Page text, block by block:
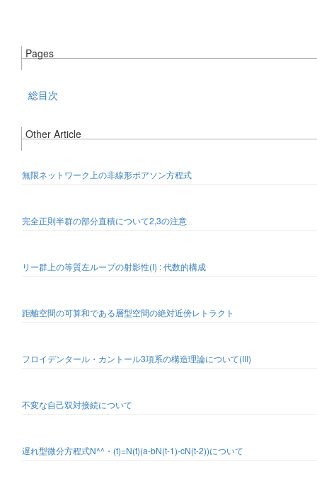
Pages
総目次
Other Article
無限ネットワーク上の非線形ポアソン方程式
完全正則半群の部分直積について2,3の注意
リー群上の等質左ループの射影性(I) : 代数的構成
距離空間の可算和である層型空間の絶対近傍レトラクト
フロイデンタール・カントール3項系の構造理論について(III)
不変な自己双対接続について
遅れ型微分方程式N^^・(t)=N(t)(a-bN(t-1)-cN(t-2))について